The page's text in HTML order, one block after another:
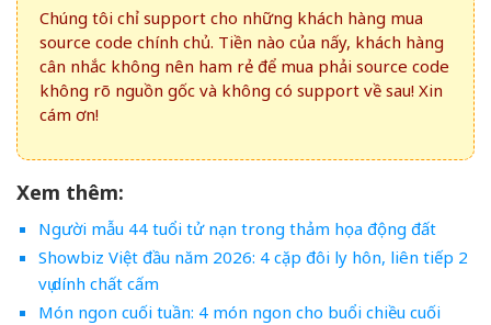
Chúng tôi chỉ support cho những khách hàng mua
source code chính chủ. Tiền nào của nấy, khách hàng
cân nhắc không nên ham rẻ để mua phải source code
không rõ nguồn gốc và không có support về sau! Xin
cám ơn!
Xem thêm:
Người mẫu 44 tuổi tử nạn trong thảm họa động đất
Showbiz Việt đầu năm 2026: 4 cặp đôi ly hôn, liên tiếp 2
vụ dính chất cấm
Món ngon cuối tuần: 4 món ngon cho buổi chiều cuối